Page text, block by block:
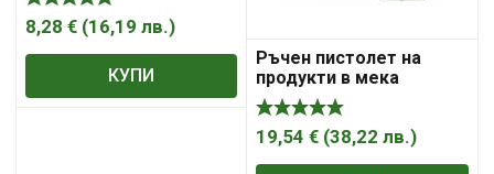
8,28 € (16,19 лв.)
КУПИ
Ръчен пистолет на
продукти в мека
опаковка 600 SOUDAL
19,54€ (38,22лв.)